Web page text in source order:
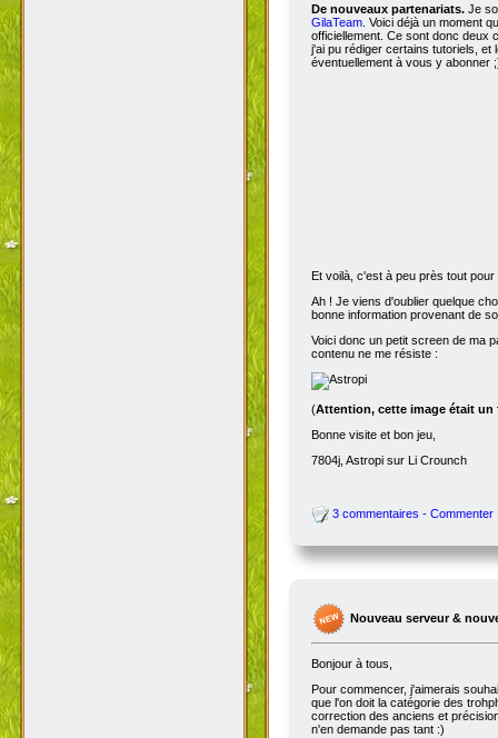
De nouveaux partenariats. Je
GilaTeam . Voici déjà un moment
officiellement. Ce sont donc deux
j'ai pu rédiger certains tutoriels,
éventuellement à vous y abonner
Et voilà, c'est à peu près tout
Ah ! Je viens d'oublier quelque
bonne information provenant de
Voici donc un petit screen de ma
contenu ne me résiste :
(Attention, cette image était un
Bonne visite et bon jeu,
7804j, Astropi sur Li Crounch
3 commentaires - Commenter
Nouveau serveur &
Bonjour à tous,
Pour commencer, j'aimerais
que l'on doit la catégorie des
correction des anciens et
n'en demande pas tant :)